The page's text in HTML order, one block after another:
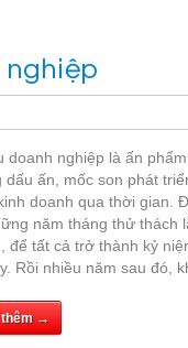
nghiệp
doanh nghiệp là ấn
dấu ấn, mốc son phát
doanh qua thời gian.
năm tháng thử thách
để tất cả trở thành kỷ
Rồi nhiều năm sau đó,
thêm →